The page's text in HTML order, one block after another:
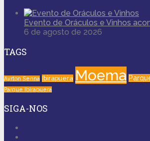
Evento de Oráculos e Vinhos
6 de agosto de 2026
TAGS
Ayrton Senna Ibirapuera Moema
Parque Ibirapuera
SIGA-NOS